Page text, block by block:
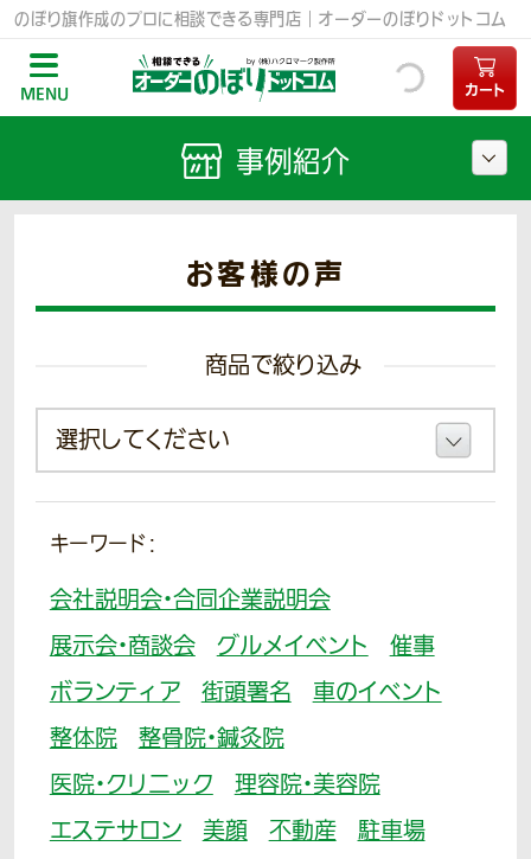
のぼり旗作成のプロに相談できる専門店｜オーダーのぼりドットコム
MENU カート
お客様の声
商品で絞り込み
キーワード：
会社説明会・合同企業説明会
展示会・商談会
グルメイベント
催事
ボランティア
街頭署名
車のイベント
整体院
整骨院・鍼灸院
医院・クリニック
理容院・美容院
エステサロン
美顔 不動産
駐車場
事例紹介